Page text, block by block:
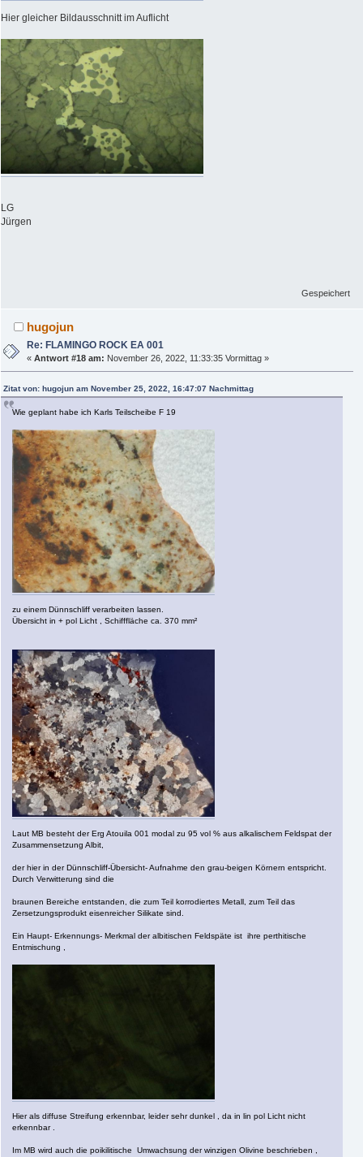
Hier gleicher Bildausschnitt im Auflicht
LG
Jürgen
Gespeichert
hugojun
Re: FLAMINGO ROCK EA 001
«Antwort #18 am: November 26, 2022, 11:33:35 Vormittag »
Zitat von: hugojun am November 25, 2022, 16:47:07 Nachmittag
Wie geplant habe ich Karls Teilscheibe F 19
zu einem Dünnschliff verarbeiten lassen.
Übersicht in + pol Licht , Schifffläche ca. 370 mm²
Laut MB besteht der Erg Atouila 001 modal zu 95 vol % aus alkalischem Feldspat der
Zusammensetzung Albit,
der hier in der Dünnschliff-Übersicht- Aufnahme den grau-beigen Körnern entspricht.
Durch Verwitterung sind die
braunen Bereiche entstanden, die zum Teil korrodiertes Metall, zum Teil das
Zersetzungsprodukt eisenreicher Silikate sind.
Ein Haupt- Erkennungs- Merkmal der albitischen Feldspäte ist ihre perthitische
Entmischung ,
Hier als diffuse Streifung erkennbar, leider sehr dunkel , da in lin pol Licht nicht
erkennbar .
Im MB wird auch die poikilitische Umwachsung der winzigen Olivine beschrieben ,